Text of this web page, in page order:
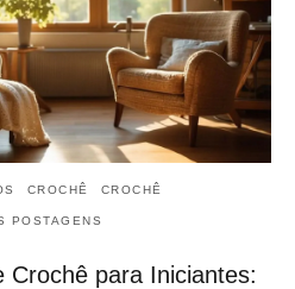
CROCHÊ CROCHÊ
POSTAGENS
Crochê para Iniciantes: